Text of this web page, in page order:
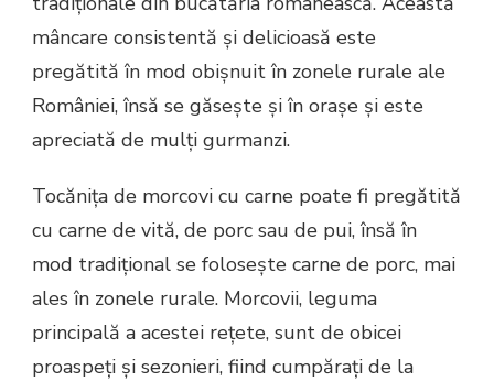
mâncare consistentă și delicioasă este
pregătită în mod obișnuit în zonele rurale ale
României, însă se găsește și în orașe și este
apreciată de mulți gurmanzi.
Tocănița de morcovi cu carne poate fi pregătită
cu carne de vită, de porc sau de pui, însă în
mod tradițional se folosește carne de porc, mai
ales în zonele rurale. Morcovii, leguma
principală a acestei rețete, sunt de obicei
proaspeți și sezonieri, fiind cumpărați de la